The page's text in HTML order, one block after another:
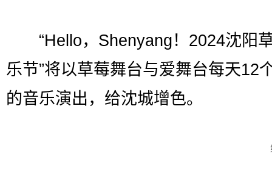
“Hello，Shenyang！2024沈阳
乐节”将以草莓舞台与爱舞台每天12
的音乐演出，给沈城增色。